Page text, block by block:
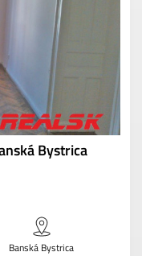
Bystrica
Banská Bystrica